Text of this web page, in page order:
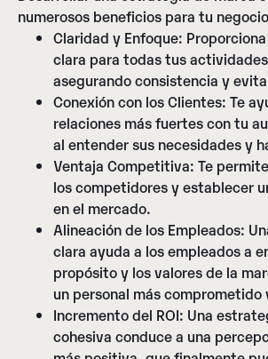
numerosos beneficios para tu
Claridad y Enfoque:
clara para todas tus
asegurando consistencia y
Conexión con los Clientes: Te
relaciones más fuertes con tu
al entender sus necesidades y
Ventaja Competitiva: Te
los competidores y establecer
en el mercado.
Alineación de los Empleados:
clara ayuda a los empleados a
propósito y los valores de la
un personal más
Incremento del ROI: Una
cohesiva conduce a una